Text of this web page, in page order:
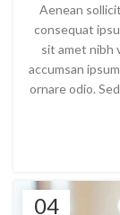
Aenean
consequat
sit amet nibh
accumsan
ornare odio.
04